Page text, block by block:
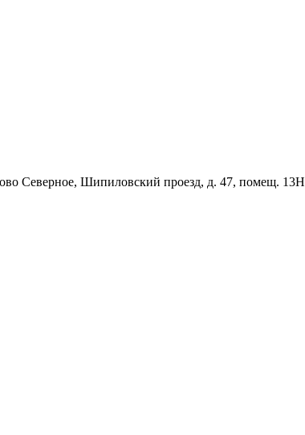
Северное, Шипиловский проезд, д. 47, помещ. 13Н